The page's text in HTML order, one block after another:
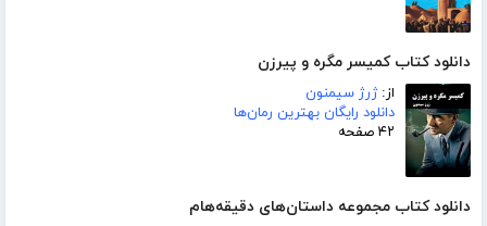
دانلود کتاب کمیسر مگره و پیرزن
از:ژرژ سیمنون
دانلود رایگان بهترین رمان‌ها
۴۲ صفحه
دانلود کتاب مجموعه داستان‌های دقیقه‌هام